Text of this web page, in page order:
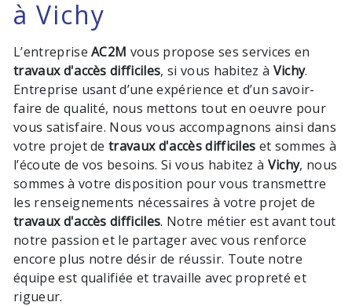
à Vichy
L’entrepriseAC2M vous propose ses services en
travaux d'accès difficiles, si vous habitez à Vichy.
Entreprise usant d’une expérience et d’un savoir-
faire de qualité, nous mettons tout en oeuvre pour
vous satisfaire. Nous vous accompagnons ainsi dans
votre projet detravaux d'accès difficiles et sommes à
l’écoute de vos besoins. Si vous habitez à Vichy, nous
sommes à votre disposition pour vous transmettre
les renseignements nécessaires à votre projet de
travaux d'accès difficiles. Notre métier est avant tout
notre passion et le partager avec vous renforce
encore plus notre désir de réussir. Toute notre
équipe est qualifiée et travaille avec propreté et
rigueur.